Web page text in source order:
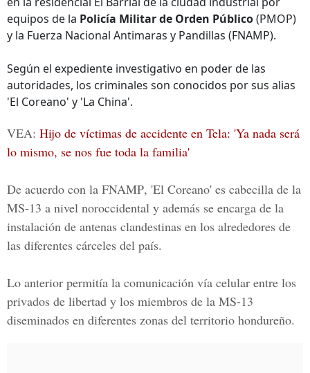
equipos de la Policía Militar de Orden Público(PMOP)
y la Fuerza Nacional Antimaras y Pandillas (FNAMP).
Según el expediente investigativo en poder de las
autoridades, los criminales son conocidos por sus alias
'El Coreano' y 'La China'.
VEA: Hijo de víctimas de accidente en Tela: 'Ya nada será
lo mismo, se nos fue toda la familia'
De acuerdo con la FNAMP, 'El Coreano' es cabecilla de la
MS-13 a nivel noroccidental y además se encarga de la
instalación de antenas clandestinas en los alrededores de
las diferentes cárceles del país.
Lo anterior permitía la comunicación vía celular entre los
privados de libertad y los miembros de la MS-13
diseminados en diferentes zonas del territorio hondureño.